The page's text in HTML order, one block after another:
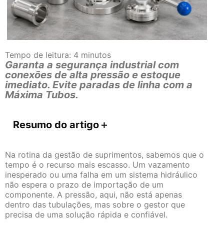
Tempo de leitura: 4 minutos
Garanta a segurança industrial com
conexões de alta pressão e estoque
imediato. Evite paradas de linha com a
Máxima Tubos.
Resumo do artigo＋
Na rotina da gestão de suprimentos, sabemos que o
tempo é o recurso mais escasso. Um vazamento
inesperado ou uma falha em um sistema hidráulico
não espera o prazo de importação de um
componente. A pressão, aqui, não está apenas
dentro das tubulações, mas sobre o gestor que
precisa de uma solução rápida e confiável.